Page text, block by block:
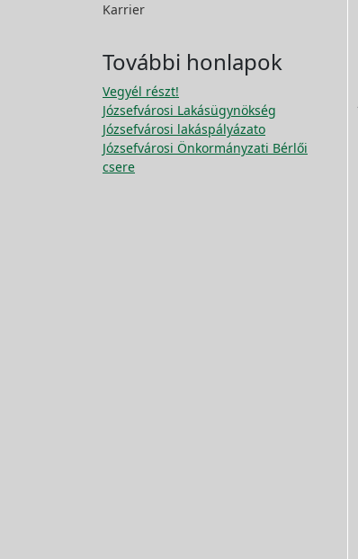
Karrier
További honlapok
Vegyél részt!
Józsefvárosi Lakásügynökség
Józsefvárosi lakáspályázato
Józsefvárosi Önkormányzati Bérlői
csere